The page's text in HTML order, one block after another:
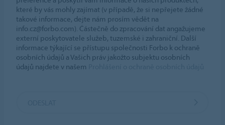
které by vás mohly zajímat (v případě, že si nepřejete žádné
takové informace, dejte nám prosím vědět na
info.cz@forbo.com). Částečně do zpracování dat angažujeme
externí poskytovatele služeb, tuzemské i zahraniční. Další
informace týkající se přístupu společnosti Forbo k ochraně
osobních údajů a Vašich práv jakožto subjektu osobních
údajů najdete v našem